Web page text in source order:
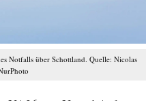
Notfalls über Schottland. Quelle: Nicolas